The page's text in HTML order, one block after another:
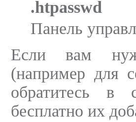
.htpasswd
Панель
Если вам
(например для
обратитесь в
бесплатно их